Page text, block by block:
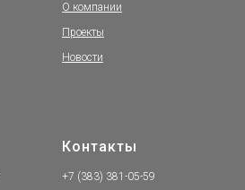
О компании
Проекты
Новости
Контакты
+7 (383) 381-05-59